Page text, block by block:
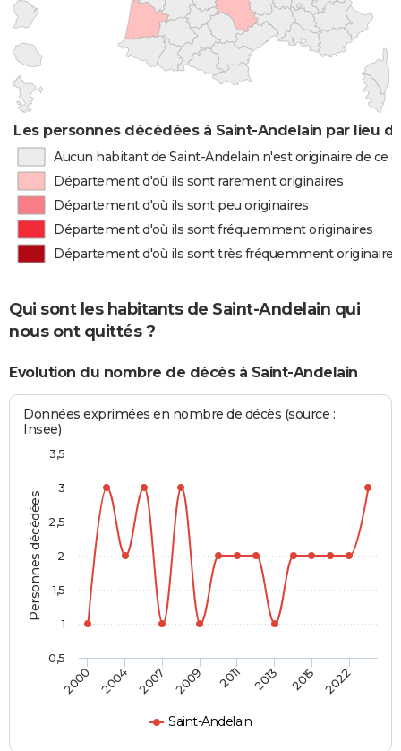
Les personnes décédées à Saint-Andelain par lieu
Aucun habitant de Saint-Andelain n'est originaire de ce
Département d'où ils sont rarement originaires
Département d'où ils sont peu originaires
Département d'où ils sont fréquemment originaires
Département d'où ils sont très fréquemment originaires
Qui sont les habitants de Saint-Andelain qui
nous ont quittés ?
Evolution du nombre de décès à Saint-Andelain
Personnes décédées
Données exprimées en nombre de décès (source :
Insee)
Saint-Andelain
2000 2004 2007 2009 2011 2013 2015 2022
0,5
1
1,5
2
2,5
3
3,5